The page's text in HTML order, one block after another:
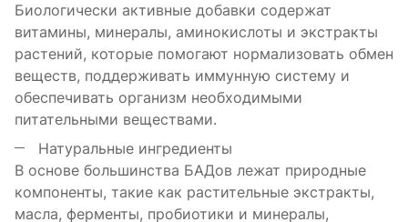
Биологически активные добавки содержат
витамины, минералы, аминокислоты и экстракты
растений, которые помогают нормализовать обмен
веществ, поддерживать иммунную систему и
обеспечивать организм необходимыми
питательными веществами.
Натуральные ингредиенты
В основе большинства БАДов лежат природные
компоненты, такие как растительные экстракты,
масла, ферменты, пробиотики и минералы,